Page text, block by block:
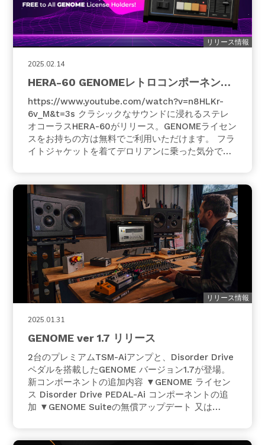
リリース情報
2025.02.14
HERA-60 GENOMEレトロコンポーネン
ト！
https://www.youtube.com/watch?v=n8HLKr-
6v_M&t=3s クラシックなサウンドに浸れるステレ
オコーラスHERA-60がリリース。GENOMEライセン
スをお持ちの方は無料でご利用いただけます。 フラ
イトジャケットを着てデロリアンに乗った気分で、
のコーラスに飛び込んでみよう！名高いRoland®
JU…
リリース情報
2025.01.31
GENOME ver 1.7 リリース
2台のプレミアムTSM-Aiアンプと、Disorder Drive
ペダルを搭載したGENOME バージョン1.7が登場。
新コンポーネントの追加内容 ▼GENOME ライセン
ス Disorder Drive PEDAL-Ai コンポーネントの追
加 ▼GENOME Suiteの無償アップデート 又は
TSM-AiアンプモデルCalibro 5…